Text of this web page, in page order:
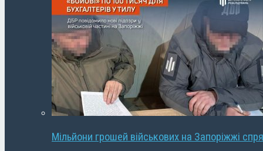
Мільйони грошей військових на Запоріжжі